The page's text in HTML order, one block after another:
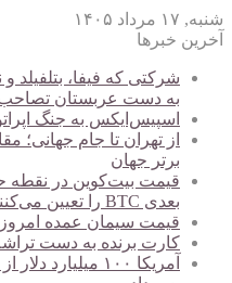
شنبه, ۱۷ مرداد ۱۴۰۵
آخرین خبرها
شرکتی که فیفا، بتلفیلد و
به دست عربستان
اسپیس‌ایکس به جنگ
از تهران تا جام جهانی؛
برتر جهان
قیمت بیت‌کوین در
بعدی BTC را تعیین می‌کنند؟
قیمت سیمان عمده امروز ۱۵ مرداد ۱۴۰۵ + جدول
کارت برنده به دست
آمریکا ۱۰۰